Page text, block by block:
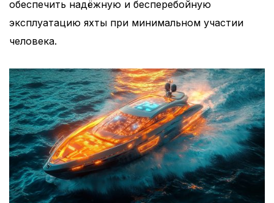
обеспечить надёжную и бесперебойную
эксплуатацию яхты при минимальном участии
человека.